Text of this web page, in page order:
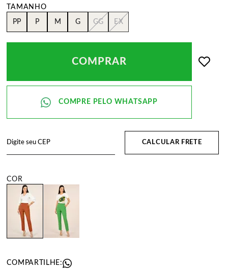
PP P M G GG EX
COMPRAR
CALCULAR FRETE
COMPARTILHE: